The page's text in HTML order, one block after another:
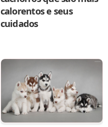
calorentos e seus
cuidados